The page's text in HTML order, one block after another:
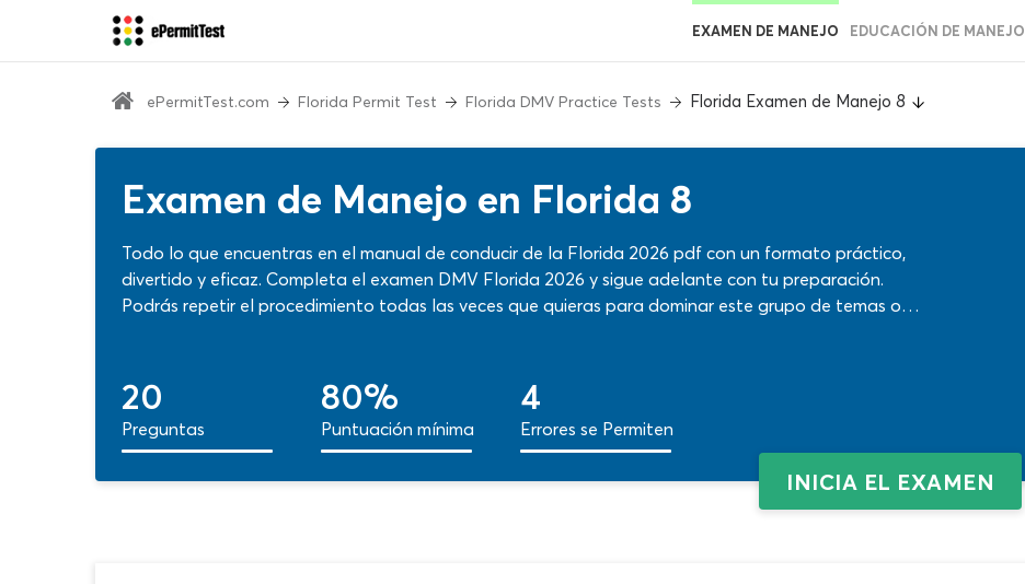
EXAMEN DE MANEJO EDUCACIÓN DE MANEJO
ePermitTest.com Florida Permit Test Florida DMV Practice Tests Florida Examen de Manejo 8
Examen de Manejo en Florida 8
Todo lo que encuentras en el manual de conducir de la Florida 2026 pdf con un formato práctico,
divertido y eficaz. Completa el examen DMV Florida 2026 y sigue adelante con tu preparación.
Podrás repetir el procedimiento todas las veces que quieras para dominar este grupo de temas o
20
Preguntas
80%
Puntuación mínima
4
Errores se Permiten
INICIA EL EXAMEN